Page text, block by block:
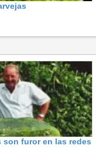
furor en las redes